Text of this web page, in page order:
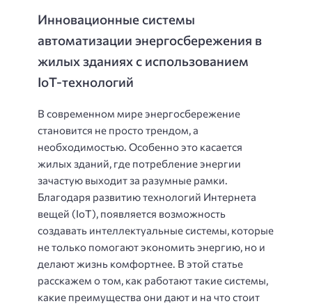
Инновационные системы
автоматизации энергосбережения в
жилых зданиях с использованием
IoT-технологий
В современном мире энергосбережение
становится не просто трендом, а
необходимостью. Особенно это касается
жилых зданий, где потребление энергии
зачастую выходит за разумные рамки.
Благодаря развитию технологий Интернета
вещей (IoT), появляется возможность
создавать интеллектуальные системы, которые
не только помогают экономить энергию, но и
делают жизнь комфортнее. В этой статье
расскажем о том, как работают такие системы,
какие преимущества они дают и на что стоит